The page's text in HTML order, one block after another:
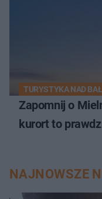
TURYSTYKA NAD
Zapomnij o
kurort to
NAJNOWSZE